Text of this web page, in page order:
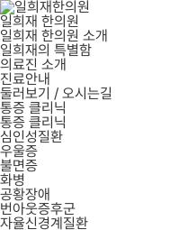
일희재 한의원
일희재 한의원 소개
일희재의 특별함
의료진 소개
진료안내
둘러보기 / 오시는길
통증 클리닉
통증 클리닉
심인성질환
우울증
불면증
화병
공황장애
번아웃증후군
자율신경계질환